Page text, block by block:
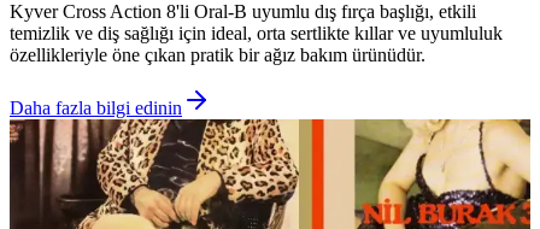
Kyver Cross Action 8'li Oral-B uyumlu dış fırça başlığı, etkili
temizlik ve diş sağlığı için ideal, orta sertlikte kıllar ve uyumluluk
özellikleriyle öne çıkan pratik bir ağız bakım ürünüdür.
Daha fazla bilgi edinin